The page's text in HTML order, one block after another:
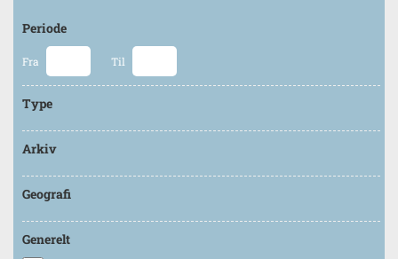
Periode
Fra Til
Type
Arkiv
Geografi
Generelt